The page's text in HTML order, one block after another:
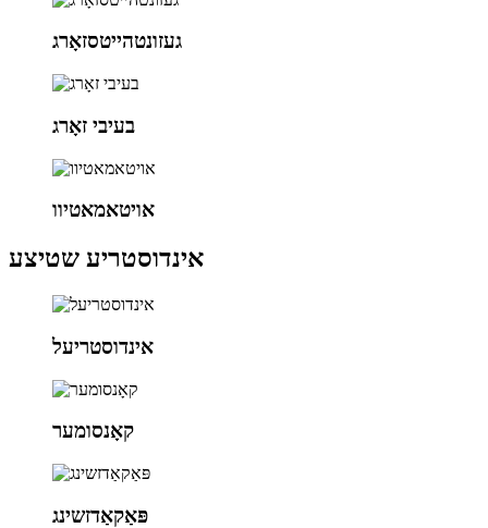
געזונטהייטסזאָרג
בעיבי זאָרג
אויטאמאטיוו
אינדוסטריע שטיצע
אינדוסטריעל
קאָנסומער
פּאַקאַדזשינג